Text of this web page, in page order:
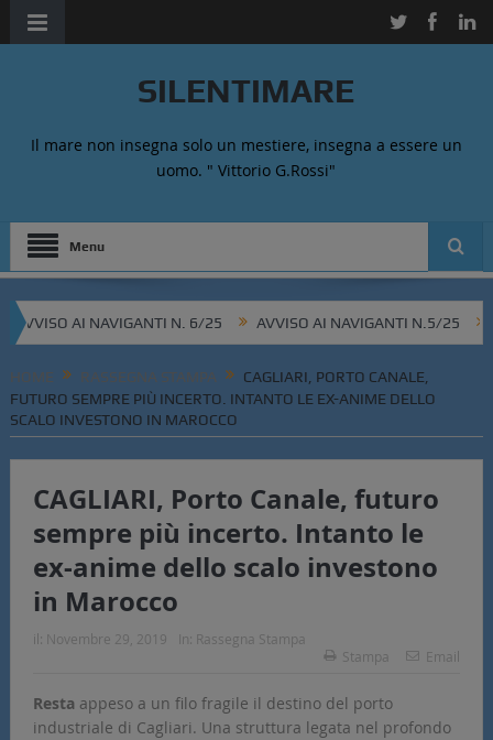
SILENTIMARE
Il mare non insegna solo un mestiere, insegna a essere un
uomo. " Vittorio G.Rossi"
Menu
AI NAVIGANTI N. 6/25 AVVISO AI NAVIGANTI N.5/25
HOME RASSEGNA STAMPA
CAGLIARI, PORTO CANALE,
FUTURO SEMPRE PIÙ INCERTO. INTANTO LE EX-ANIME DELLO
SCALO INVESTONO IN MAROCCO
CAGLIARI, Porto Canale, futuro
sempre più incerto. Intanto le
ex-anime dello scalo investono
in Marocco
il: Novembre 29, 2019 In: Rassegna Stampa
Stampa
Email
Resta appeso a un filo fragile il destino del porto
industriale di Cagliari. Una struttura legata nel profondo